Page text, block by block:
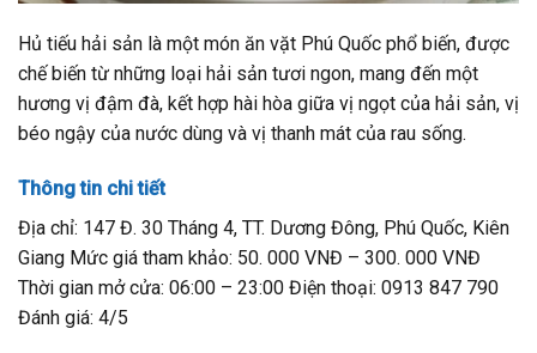
Hủ tiếu hải sản là một món ăn vặt Phú Quốc phổ biến, được
chế biến từ những loại hải sản tươi ngon, mang đến một
hương vị đậm đà, kết hợp hài hòa giữa vị ngọt của hải sản, vị
béo ngậy của nước dùng và vị thanh mát của rau sống.
Thông tin chi tiết
Địa chỉ: 147 Đ. 30 Tháng 4, TT. Dương Đông, Phú Quốc, Kiên
Giang Mức giá tham khảo: 50. 000 VNĐ – 300. 000 VNĐ
Thời gian mở cửa: 06:00 – 23:00 Điện thoại: 0913 847 790
Đánh giá: 4/5